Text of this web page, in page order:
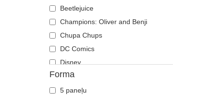
Krabis
Krokodils
Labradoras retrīvers
Lācis
Lapsa
Lauva
Lauva
E Frame
Open Back
Runner
The 90s
The Ball
The Retro
The Snap
Beetlejuice
Champions: Oliver and Benji
Chupa Chups
DC Comics
Disney
Dragon Ball
Es, ļaundaris
Forma
5 paneļu